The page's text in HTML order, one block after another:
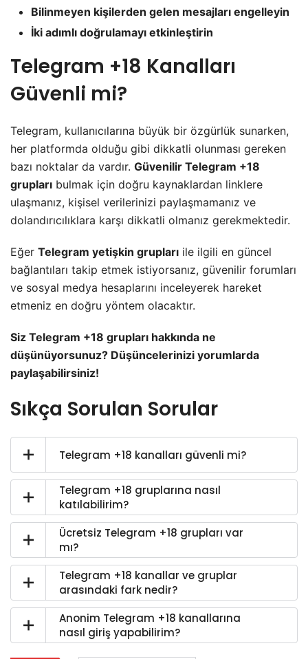
Bilinmeyen kişilerden gelen mesajları engelleyin
İki adımlı doğrulamayı etkinleştirin
Telegram +18 Kanalları
Güvenli mi?
Telegram, kullanıcılarına büyük bir özgürlük sunarken,
her platformda olduğu gibi dikkatli olunması gereken
bazı noktalar da vardır. Güvenilir Telegram +18
grupları bulmak için doğru kaynaklardan linklere
ulaşmanız, kişisel verilerinizi paylaşmamanız ve
dolandırıcılıklara karşı dikkatli olmanız gerekmektedir.
Eğer Telegram yetişkin grupları ile ilgili en güncel
bağlantıları takip etmek istiyorsanız, güvenilir forumları
ve sosyal medya hesaplarını inceleyerek hareket
etmeniz en doğru yöntem olacaktır.
Siz Telegram +18 grupları hakkında ne
düşünüyorsunuz? Düşüncelerinizi yorumlarda
paylaşabilirsiniz!
Sıkça Sorulan Sorular
Telegram +18 kanalları güvenli mi?
Telegram +18 gruplarına nasıl
katılabilirim?
Ücretsiz Telegram +18 grupları var
mı?
Telegram +18 kanallar ve gruplar
arasındaki fark nedir?
Anonim Telegram +18 kanallarına
nasıl giriş yapabilirim?